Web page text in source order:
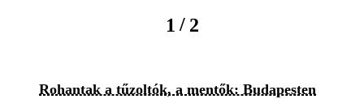
1 / 2
Rohantak a tűzoltók, a mentők: Budapesten